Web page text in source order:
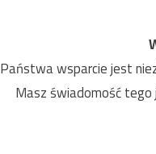
Państwa wsparcie jest
Masz świadomość